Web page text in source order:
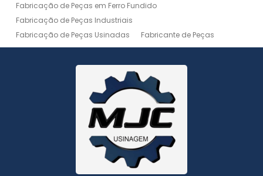
Fabricação de Peças em Ferro Fundido
Fabricação de Peças Industriais
Fabricação de Peças Usinadas
Fabricante de Peças
Fabricante de Peças de Máquinas
Manutenção de Máquina
Peças Usinadas
Serviço de Soldagem
Serviço de Usinagem
Serviço de Usinagem Pesada
Serviços de Usinagem CNC
Serviços de Usinagem de Peças
Serviços de Usinagem Tornearia e Solda
Usinagem
Usinagem Aluminio
Usinagem de Alta Precisão
Usinagem de Alumínio